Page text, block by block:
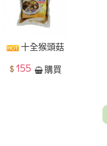
十全猴頭菇
$ 155 購買